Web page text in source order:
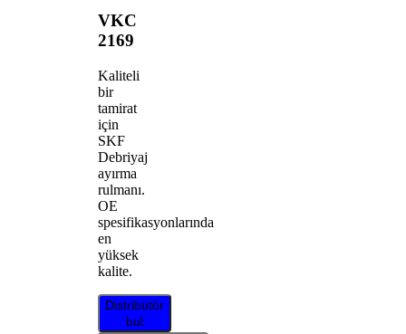
VKC
2169
Kaliteli
bir
tamirat
için
SKF
Debriyaj
ayırma
rulmanı.
OE
spesifikasyonlarında
en
yüksek
kalite.
Distribütör
bul